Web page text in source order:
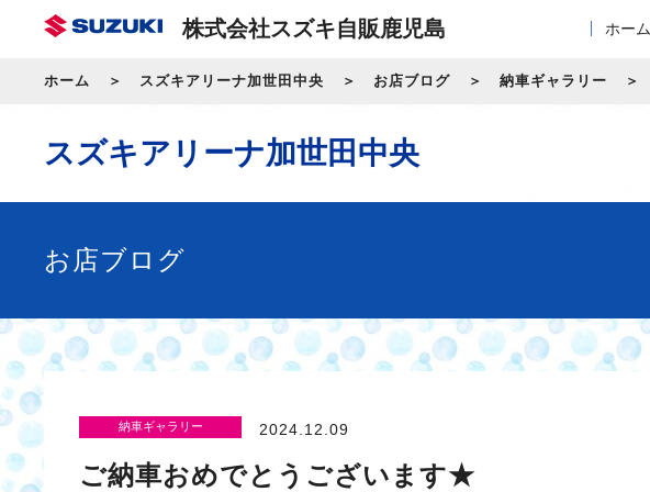
株式会社スズキ自販鹿児島 ホーム
ホーム スズキアリーナ加世田中央 お店ブログ 納車ギャラリー
スズキアリーナ加世田中央
お店ブログ
納車ギャラリー 2024.12.09
ご納車おめでとうございます★